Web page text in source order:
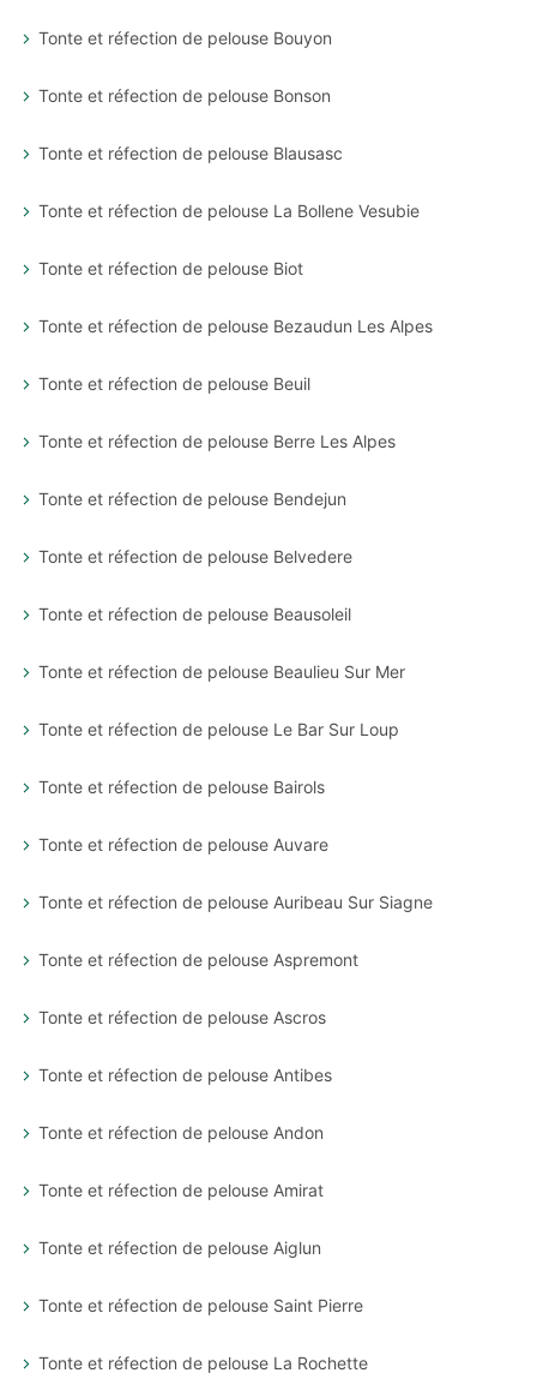
Tonte et réfection de pelouse Bouyon
Tonte et réfection de pelouse Bonson
Tonte et réfection de pelouse Blausasc
Tonte et réfection de pelouse La Bollene Vesubie
Tonte et réfection de pelouse Biot
Tonte et réfection de pelouse Bezaudun Les Alpes
Tonte et réfection de pelouse Beuil
Tonte et réfection de pelouse Berre Les Alpes
Tonte et réfection de pelouse Bendejun
Tonte et réfection de pelouse Belvedere
Tonte et réfection de pelouse Beausoleil
Tonte et réfection de pelouse Beaulieu Sur Mer
Tonte et réfection de pelouse Le Bar Sur Loup
Tonte et réfection de pelouse Bairols
Tonte et réfection de pelouse Auvare
Tonte et réfection de pelouse Auribeau Sur Siagne
Tonte et réfection de pelouse Aspremont
Tonte et réfection de pelouse Ascros
Tonte et réfection de pelouse Antibes
Tonte et réfection de pelouse Andon
Tonte et réfection de pelouse Amirat
Tonte et réfection de pelouse Aiglun
Tonte et réfection de pelouse Saint Pierre
Tonte et réfection de pelouse La Rochette